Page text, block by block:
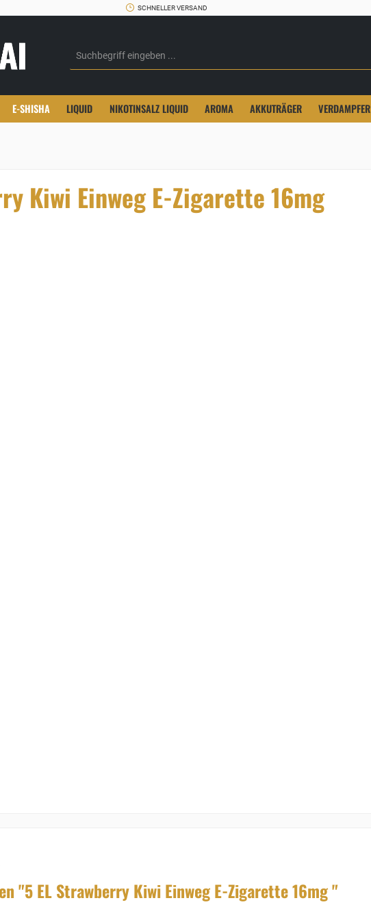
SCHNELLER VERSAND
E-SHISHA LIQUID NIKOTINSALZ LIQUID AROMA AKKUTRÄGER VERDAMPFER
Kiwi Einweg E-Zigarette 16mg
"5 EL Strawberry Kiwi Einweg E-Zigarette 16mg "